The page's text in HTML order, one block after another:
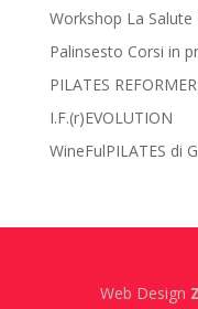
Workshop La Salute
Palinsesto Corsi in
PILATES REFORMER
I.F.(r)EVOLUTION
WineFulPILATES di
Web Design